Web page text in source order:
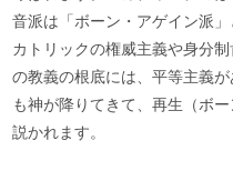
音派は「ボーン・アゲイン派
カトリックの権威主義や身分
の教義の根底には、平等主義
も神が降りてきて、再生（ボ
説かれます。